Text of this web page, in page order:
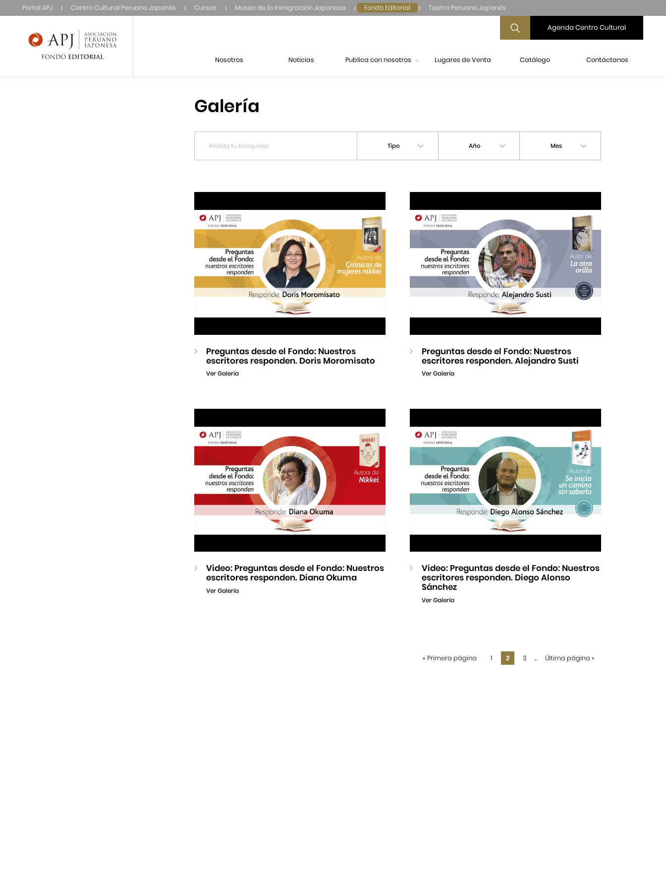
Portal APJ Centro Cultural Peruano Japonés Cursos Museo de la Inmigración Japonesa Fondo Editorial Teatro Peruano Japonés
Agenda Centro Cultural
Nosotros Noticias Publica con nosotros Lugares de Venta Catálogo Contáctanos
Galería
Tipo Año Mes
Preguntas desde el Fondo: Nuestros
escritores responden. Doris Moromisato
Ver Galería
Preguntas desde el Fondo: Nuestros
escritores responden. Alejandro Susti
Ver Galería
Video: Preguntas desde el Fondo: Nuestros
escritores responden. Diana Okuma
Ver Galería
Video: Preguntas desde el Fondo: Nuestros
escritores responden. Diego Alonso
Sánchez
Ver Galería
« Primera página 1 2 3 ... Última página »